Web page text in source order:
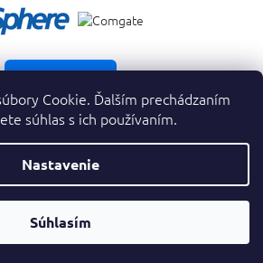
Cookie. Ďalším prechádzaním
súhlas s ich používaním.
Nastavenie
Súhlasím
Premium
. Všetky práva vyhradené.
Prevodník
Parfumov